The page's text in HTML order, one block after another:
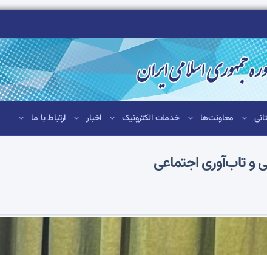
معاونت‌ها خدمات الکترونیک اخبار ارتباط با ما
تاب‌آوری اجتماعی